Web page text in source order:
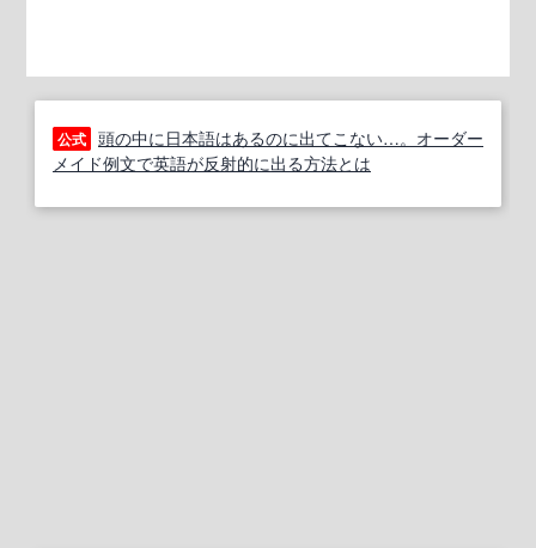
公式 頭の中に日本語はあるのに出てこない…。オーダー
メイド例文で英語が反射的に出る方法とは